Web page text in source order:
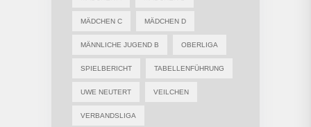
MÄDCHEN C MÄDCHEN D
MÄNNLICHE JUGEND B OBERLIGA
SPIELBERICHT TABELLENFÜHRUNG
UWE NEUTERT VEILCHEN
VERBANDSLIGA